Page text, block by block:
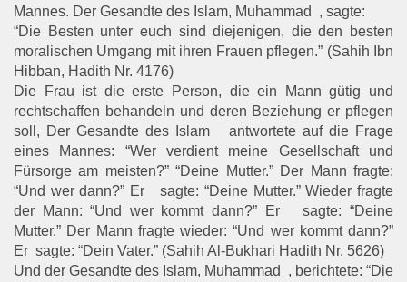
Mannes. Der Gesandte des Islam, Muhammad , sagte:
“Die Besten unter euch sind diejenigen, die den besten
moralischen Umgang mit ihren Frauen pflegen.” (Sahih Ibn
Hibban, Hadith Nr. 4176)
Die Frau ist die erste Person, die ein Mann gütig und
rechtschaffen behandeln und deren Beziehung er pflegen
soll, Der Gesandte des Islam antwortete auf die Frage
eines Mannes: “Wer verdient meine Gesellschaft und
Fürsorge am meisten?” “Deine Mutter.” Der Mann fragte:
“Und wer dann?” Er sagte: “Deine Mutter.” Wieder fragte
der Mann: “Und wer kommt dann?” Er sagte: “Deine
Mutter.” Der Mann fragte wieder: “Und wer kommt dann?”
Er sagte: “Dein Vater.” (Sahih Al-Bukhari Hadith Nr. 5626)
Und der Gesandte des Islam, Muhammad , berichtete: “Die